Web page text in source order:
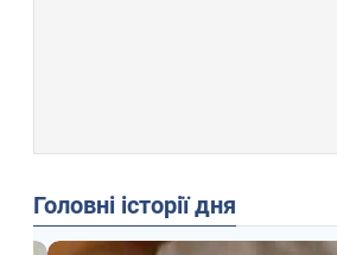
Головні історії дня